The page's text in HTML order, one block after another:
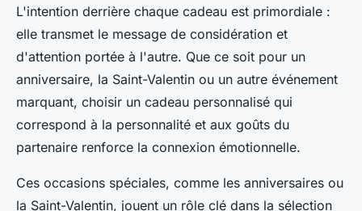
L'intention derrière chaque cadeau est primordiale :
elle transmet le message de considération et
d'attention portée à l'autre. Que ce soit pour un
anniversaire, la Saint-Valentin ou un autre événement
marquant, choisir un cadeau personnalisé qui
correspond à la personnalité et aux goûts du
partenaire renforce la connexion émotionnelle.
Ces occasions spéciales, comme les anniversaires ou
la Saint-Valentin, jouent un rôle clé dans la sélection